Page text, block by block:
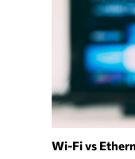
Wi-Fi vs